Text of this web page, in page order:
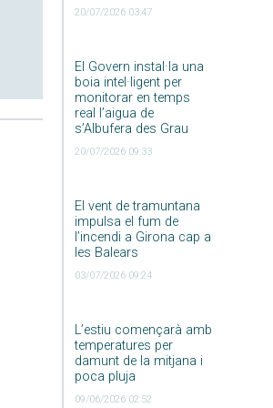
20/07/2026 03:47
El Govern instal·la una
boia intel·ligent per
monitorar en temps
real l’aigua de
s’Albufera des Grau
20/07/2026 09:33
El vent de tramuntana
impulsa el fum de
l’incendi a Girona cap a
les Balears
03/07/2026 09:24
L’estiu començarà amb
temperatures per
damunt de la mitjana i
poca pluja
09/06/2026 02:52